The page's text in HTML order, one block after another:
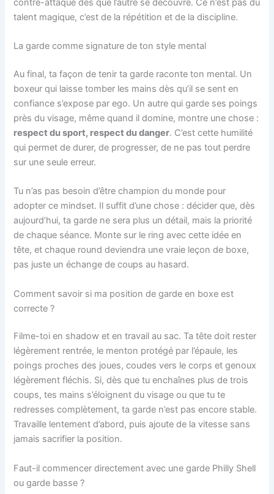
contre-attaque dès que l’autre se découvre. Ce n’est pas du
talent magique, c’est de la répétition et de la discipline.
La garde comme signature de ton style mental
Au final, ta façon de tenir ta garde raconte ton mental. Un
boxeur qui laisse tomber les mains dès qu’il se sent en
confiance s’expose par ego. Un autre qui garde ses poings
près du visage, même quand il domine, montre une chose :
respect du sport, respect du danger. C’est cette humilité
qui permet de durer, de progresser, de ne pas tout perdre
sur une seule erreur.
Tu n’as pas besoin d’être champion du monde pour
adopter ce mindset. Il suffit d’une chose : décider que, dès
aujourd’hui, ta garde ne sera plus un détail, mais la priorité
de chaque séance. Monte sur le ring avec cette idée en
tête, et chaque round deviendra une vraie leçon de boxe,
pas juste un échange de coups au hasard.
Comment savoir si ma position de garde en boxe est
correcte ?
Filme-toi en shadow et en travail au sac. Ta tête doit rester
légèrement rentrée, le menton protégé par l’épaule, les
poings proches des joues, coudes vers le corps et genoux
légèrement fléchis. Si, dès que tu enchaînes plus de trois
coups, tes mains s’éloignent du visage ou que tu te
redresses complètement, ta garde n’est pas encore stable.
Travaille lentement d’abord, puis ajoute de la vitesse sans
jamais sacrifier la position.
Faut-il commencer directement avec une garde Philly Shell
ou garde basse ?